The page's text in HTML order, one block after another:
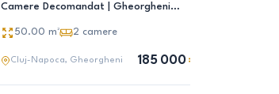
Camere Decomandat | Gheorgheni
50.00 m² 2 camere
Cluj-Napoca, Gheorgheni 185 000